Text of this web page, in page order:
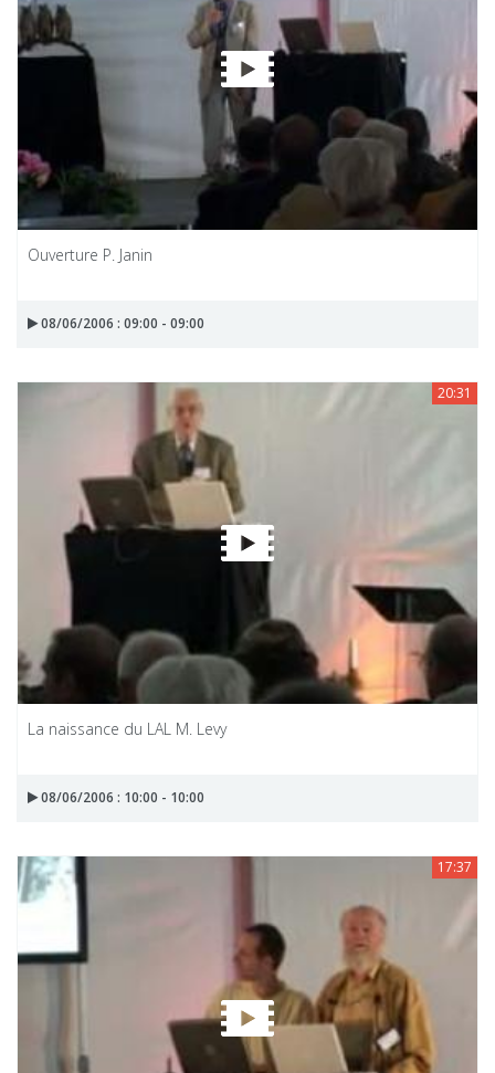
Ouverture P. Janin
08/06/2006 : 09:00 - 09:00
20:31
La naissance du LAL M. Levy
08/06/2006 : 10:00 - 10:00
17:37